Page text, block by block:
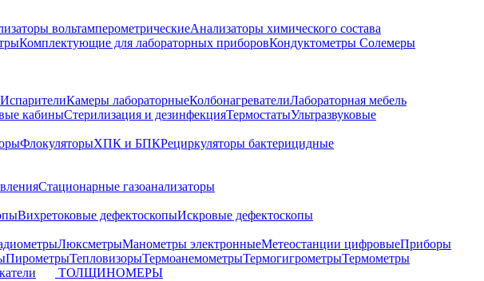
вольтамперометрическиеАнализаторы химического состава
Комплектующие для лабораторных приборовКондуктометры Солемеры
ИспарителиКамеры лабораторныеКолбонагревателиЛабораторная мебель
кабиныСтерилизация и дезинфекцияТермостатыУльтразвуковые
ФлокуляторыХПК и БПКРециркуляторы бактерицидные
Стационарные газоанализаторы
Вихретоковые дефектоскопыИскровые дефектоскопы
ЛюксметрыМанометры электронныеМетеостанции цифровыеПриборы
ПирометрыТепловизорыТермоанемометрыТермогигрометрыТермометры
ТОЛЩИНОМЕРЫ